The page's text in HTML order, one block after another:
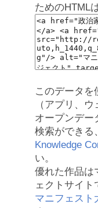
ためのHTML
このデータを
（アプリ、
オープンデー
検索ができる、
Knowledge
い。
優れた作品は
ェクトサイト
マニフェスト